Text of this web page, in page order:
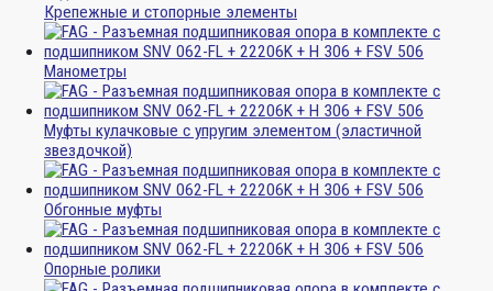
Крепежные и стопорные элементы
Манометры
Муфты кулачковые с упругим элементом (эластичной
звездочкой)
Обгонные муфты
Опорные ролики